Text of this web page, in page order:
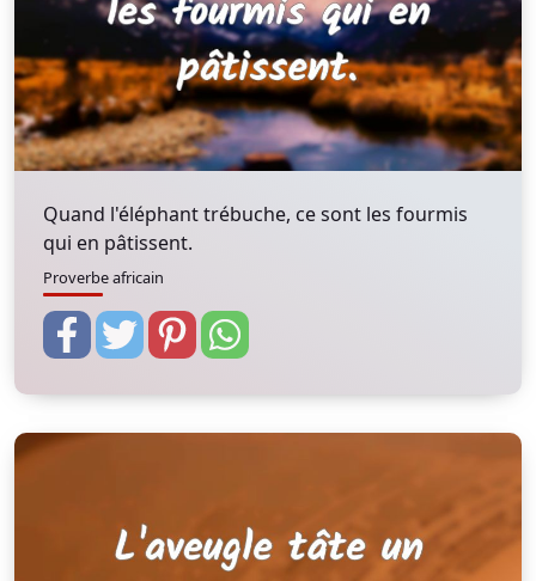
Quand l'éléphant trébuche, ce sont les fourmis
qui en pâtissent.
Proverbe africain